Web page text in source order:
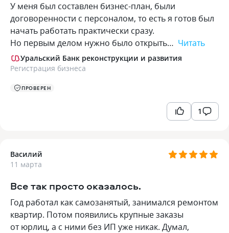
У меня был составлен бизнес-план, были
договоренности с персоналом, то есть я готов был
начать работать практически сразу.
Но первым делом нужно было открыть… Читать
Уральский Банк реконструкции и развития
Регистрация бизнеса
ПРОВЕРЕН
1
Василий
11 марта
Все так просто оказалось.
Год работал как самозанятый, занимался ремонтом
квартир. Потом появились крупные заказы
от юрлиц, а с ними без ИП уже никак. Думал,